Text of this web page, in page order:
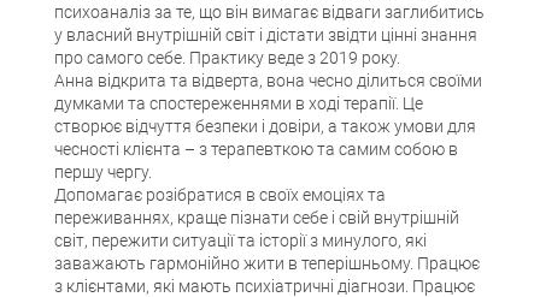
психоаналіз за те, що він вимагає відваги заглибитись
у власний внутрішній світ і дістати звідти цінні знання
про самого себе. Практику веде з 2019 року.
Анна відкрита та відверта, вона чесно ділиться своїми
думками та спостереженнями в ході терапії. Це
створює відчуття безпеки і довіри, а також умови для
чесності клієнта – з терапевткою та самим собою в
першу чергу.
Допомагає розібратися в своїх емоціях та
переживаннях, краще пізнати себе і свій внутрішній
світ, пережити ситуації та історії з минулого, які
заважають гармонійно жити в теперішньому. Працює
з клієнтами, які мають психіатричні діагнози. Працює